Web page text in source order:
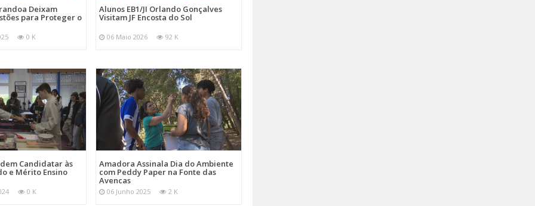
Deixam
para Proteger o
0 K
Alunos EB1/JI Orlando Gonçalves
Visitam JF Encosta do Sol
06 Maio 2026 92 K
Candidatar às
e Mérito Ensino
0 K
Amadora Assinala Dia do Ambiente
com Peddy Paper na Fonte das
Avencas
06 Junho 2025 2 K